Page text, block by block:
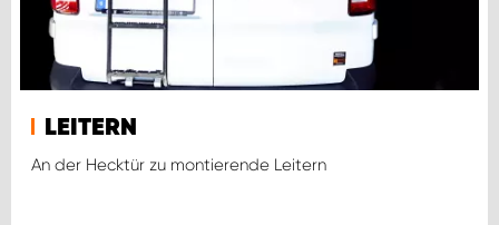
LEITERN
An der Hecktür zu montierende Leitern